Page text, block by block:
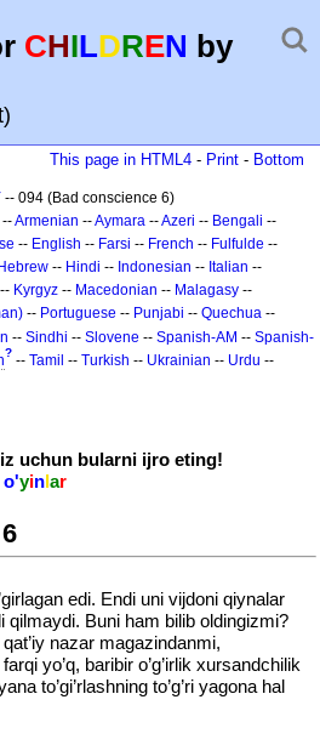
CHILDREN by
This page in HTML4 - Print - Bottom
-- 094 (Bad conscience 6)
--Armenian --Aymara --Azeri -- Bengali --
-- English -- Farsi -- French -- Fulfulde --
Hebrew -- Hindi -- Indonesian -- Italian --
-- Kyrgyz -- Macedonian -- Malagasy --
-- Portuguese -- Punjabi -- Quechua --
-- Sindhi -- Slovene -- Spanish-AM -- Spanish-
? -- Tamil -- Turkish -- Ukrainian -- Urdu --
uchun bularni ijro eting!
o'yinlar
edi. Endi uni vijdoni qiynalar
qilmaydi. Buni ham bilib oldingizmi?
nazar magazindanmi,
yo’q, baribir o’g’irlik xursandchilik
to’gi’rlashning to’g’ri yagona hal